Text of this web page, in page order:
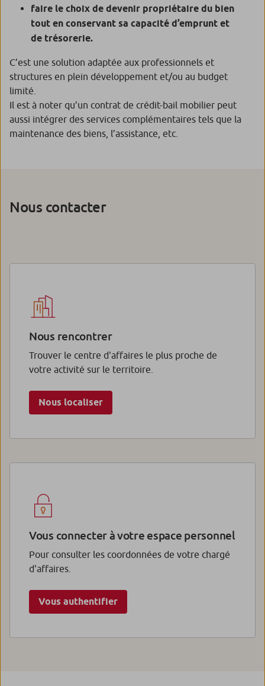
faire le choix de devenir propriétaire du bien
tout en conservant sa capacité d’emprunt et
de trésorerie.
C’est une solution adaptée aux professionnels et
structures en plein développement et/ou au budget
limité.
Il est à noter qu’un contrat de crédit-bail mobilier peut
aussi intégrer des services complémentaires tels que la
maintenance des biens, l’assistance, etc.
Nous contacter
Nous rencontrer
Trouver le centre d'affaires le plus proche de
votre activité sur le territoire.
Nous localiser
Vous connecter à votre espace personnel
Pour consulter les coordonnées de votre chargé
d'affaires.
Vous authentifier